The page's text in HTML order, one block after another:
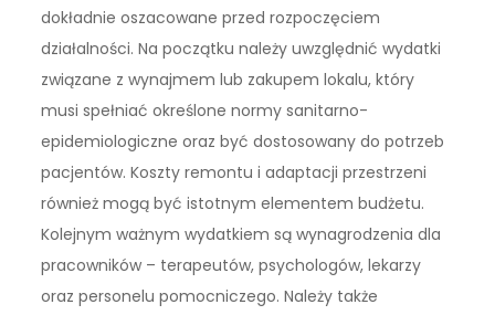
dokładnie oszacowane przed rozpoczęciem
działalności. Na początku należy uwzględnić wydatki
związane z wynajmem lub zakupem lokalu, który
musi spełniać określone normy sanitarno-
epidemiologiczne oraz być dostosowany do potrzeb
pacjentów. Koszty remontu i adaptacji przestrzeni
również mogą być istotnym elementem budżetu.
Kolejnym ważnym wydatkiem są wynagrodzenia dla
pracowników – terapeutów, psychologów, lekarzy
oraz personelu pomocniczego. Należy także